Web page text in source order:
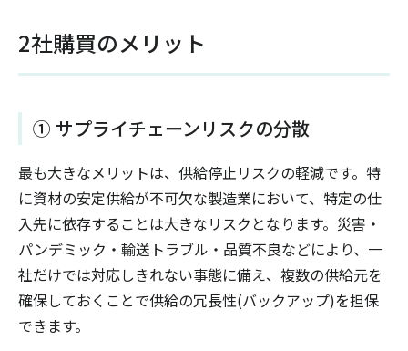
2社購買のメリット
① サプライチェーンリスクの分散
最も大きなメリットは、供給停止リスクの軽減です。特
に資材の安定供給が不可欠な製造業において、特定の仕
入先に依存することは大きなリスクとなります。災害・
パンデミック・輸送トラブル・品質不良などにより、一
社だけでは対応しきれない事態に備え、複数の供給元を
確保しておくことで供給の冗長性(バックアップ)を担保
できます。